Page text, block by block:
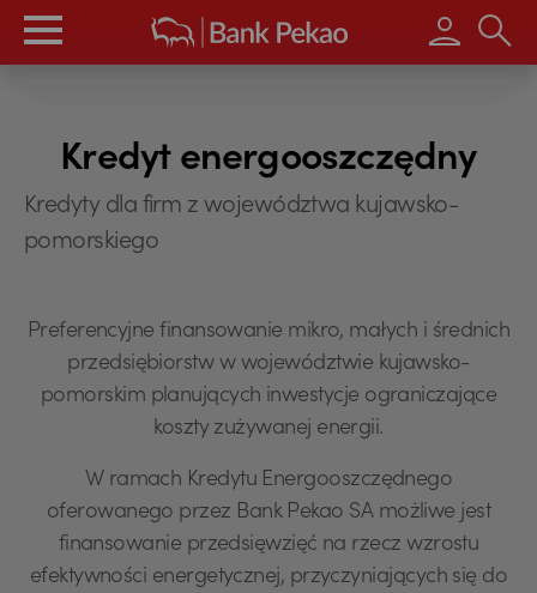
Wpisz
Kredyt energooszczędny
Kredyty dla firm z województwa kujawsko-
pomorskiego
Preferencyjne finansowanie mikro, małych i średnich
przedsiębiorstw w województwie kujawsko-
pomorskim planujących inwestycje ograniczające
koszty zużywanej energii.
W ramach Kredytu Energooszczędnego
oferowanego przez Bank Pekao SA możliwe jest
finansowanie przedsięwzięć na rzecz wzrostu
efektywności energetycznej, przyczyniających się do